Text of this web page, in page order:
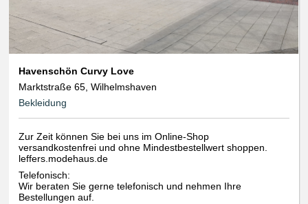
Havenschön Curvy Love
Marktstraße 65, Wilhelmshaven
Bekleidung
Zur Zeit können Sie bei uns im Online-Shop
versandkostenfrei und ohne Mindestbestellwert shoppen.
leffers.modehaus.de
Telefonisch:
Wir beraten Sie gerne telefonisch und nehmen Ihre
Bestellungen auf.